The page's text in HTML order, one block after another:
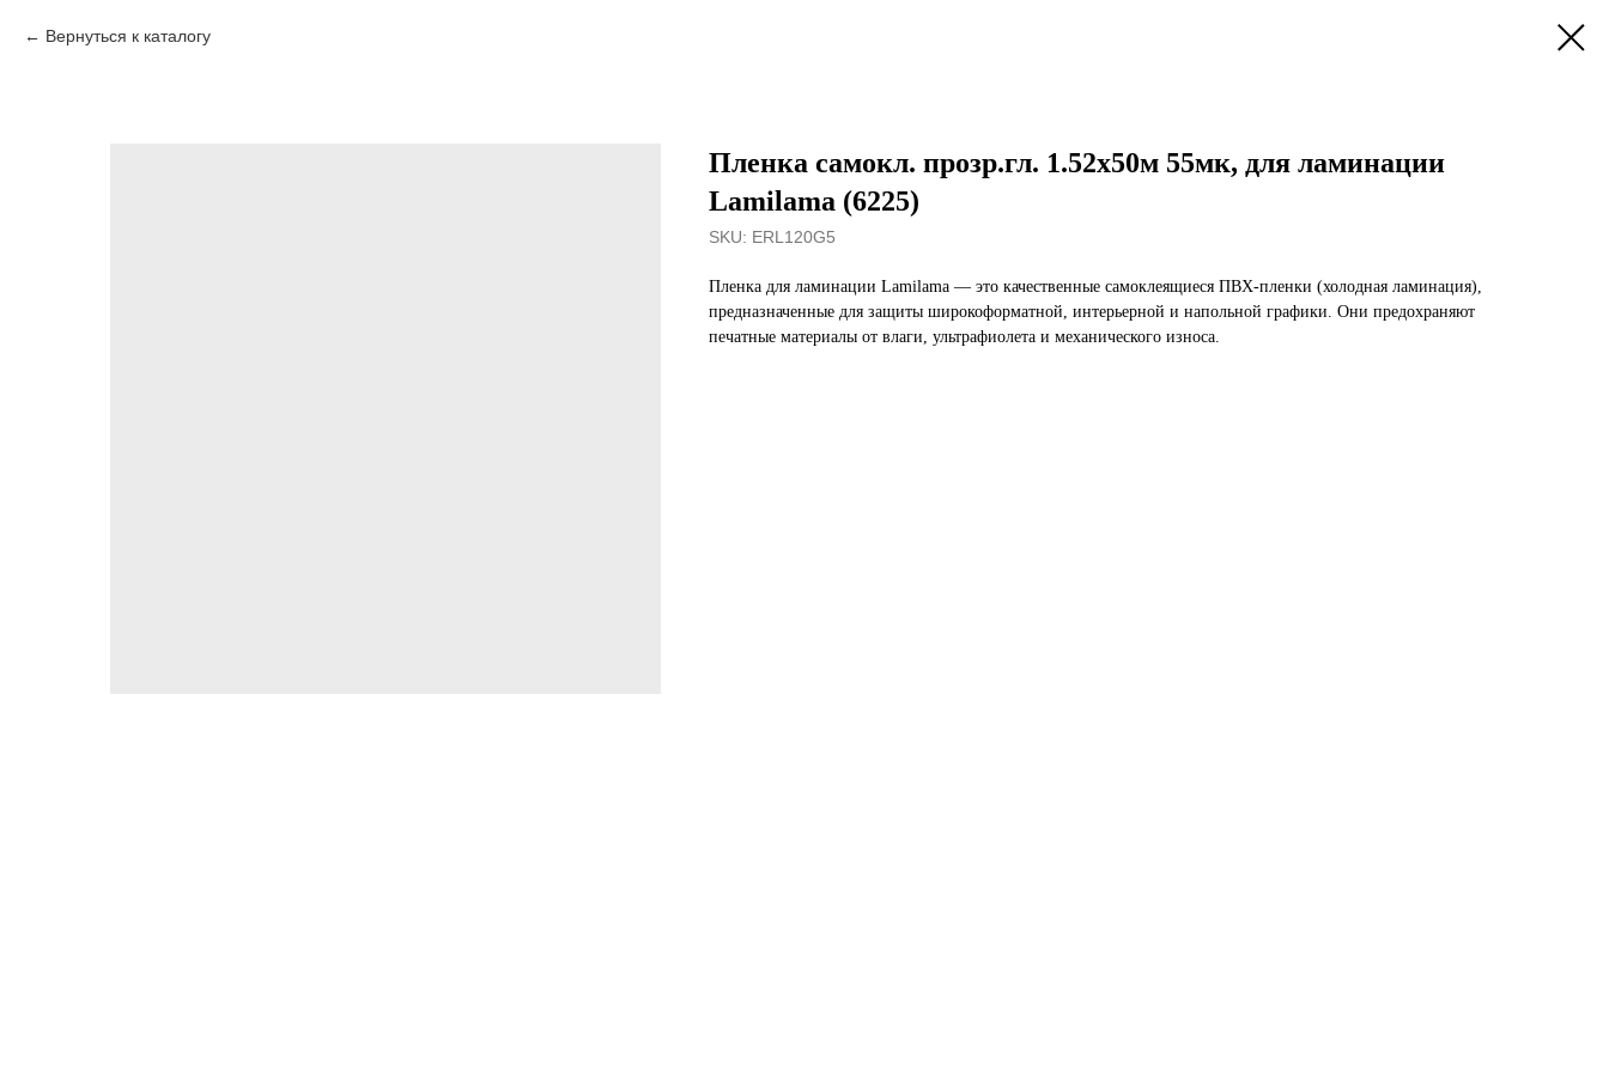
Вернуться к каталогу
Пленка самокл. прозр.гл. 1.52х50м 55мк, для ламинации
Lamilama (6225)
SKU: ERL120G5
Пленка для ламинации Lamilama — это качественные самоклеящиеся ПВХ-пленки (холодная ламинация),
предназначенные для защиты широкоформатной, интерьерной и напольной графики. Они предохраняют
печатные материалы от влаги, ультрафиолета и механического износа.